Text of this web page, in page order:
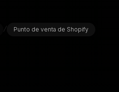
/ Punto de venta de Shopify